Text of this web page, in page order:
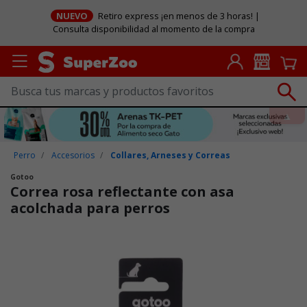
NUEVO
Retiro express ¡en menos de 3 horas! |
Consulta disponibilidad al momento de la compra
Perro Accesorios Collares, Arneses y Correas
Gotoo
Correa rosa reflectante con asa
acolchada para perros